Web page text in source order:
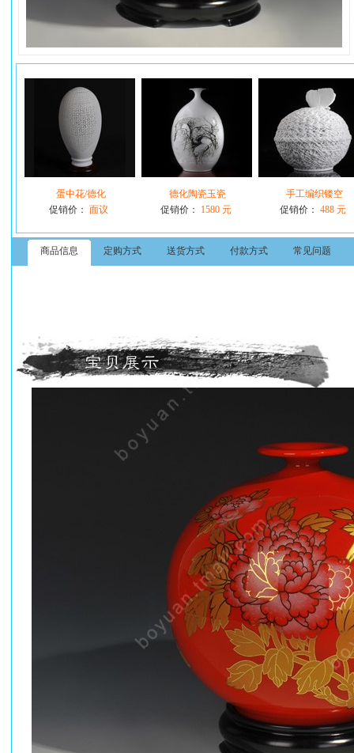
蛋中花/德化
促销价： 面议
德化陶瓷玉瓷
促销价：
1580 元
手工编织镂空
促销价： 488 元
商品信息 定购方式 送货方式 付款方式 常见问题